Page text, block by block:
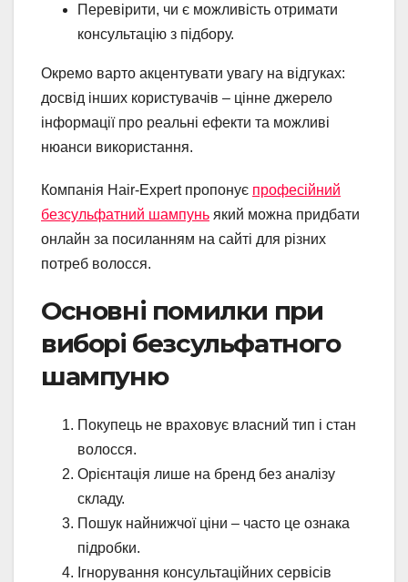
Перевірити, чи є можливість отримати
консультацію з підбору.
Окремо варто акцентувати увагу на відгуках:
досвід інших користувачів – цінне джерело
інформації про реальні ефекти та можливі
нюанси використання.
Компанія Hair-Expert пропонує професійний
безсульфатний шампунь який можна придбати
онлайн за посиланням на сайті для різних
потреб волосся.
Основні помилки при
виборі безсульфатного
шампуню
Покупець не враховує власний тип і стан
волосся.
Орієнтація лише на бренд без аналізу
складу.
Пошук найнижчої ціни – часто це ознака
підробки.
Ігнорування консультаційних сервісів